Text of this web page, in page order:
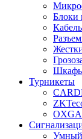
Блоки
Кабель
Шкафы
Турникеты